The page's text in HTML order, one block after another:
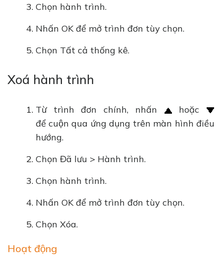
Chọn hành trình.
Nhấn OK để mở trình đơn tùy chọn.
Chọn Tất cả thống kê.
Xoá hành trình
Từ trình đơn chính, nhấn
hoặc
để cuộn qua ứng dụng trên màn hình điều
hướng.
Chọn Đã lưu > Hành trình.
Chọn hành trình.
Nhấn OK để mở trình đơn tùy chọn.
Chọn Xóa.
Hoạt động